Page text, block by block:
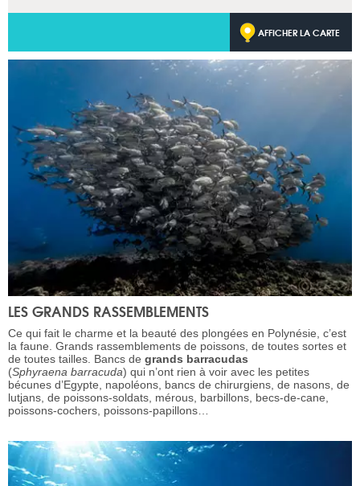
AFFICHER LA CARTE
LES GRANDS RASSEMBLEMENTS
Ce qui fait le charme et la beauté des plongées en Polynésie, c’est
la faune. Grands rassemblements de poissons, de toutes sortes et
de toutes tailles. Bancs de grands barracudas
(Sphyraena barracuda) qui n’ont rien à voir avec les petites
bécunes d’Egypte, napoléons, bancs de chirurgiens, de nasons, de
lutjans, de poissons-soldats, mérous, barbillons, becs-de-cane,
poissons-cochers, poissons-papillons…